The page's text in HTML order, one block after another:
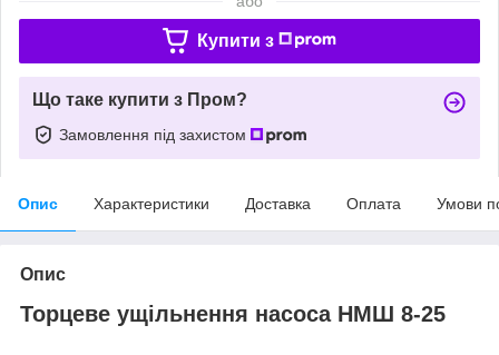
Купити з
Що таке купити з Пром?
Замовлення під захистом
Опис Характеристики Доставка Оплата Умови
Опис
Торцеве ущільнення насоса НМШ 8-25